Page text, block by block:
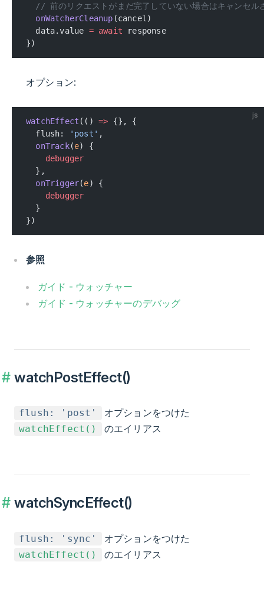
// 前のリクエストがまだ完了していない場合はキャンセル
  onWatcherCleanup
(cancel)
  data.value
= await response
})
オプション:
js
watchEffect (() => {}, {
  flush:
'post' ,
  onTrack
(e) {
    debugger
  },
  onTrigger
(e) {
    debugger
  }
})
参照
ガイド - ウォッチャー
ガイド - ウォッチャーのデバッグ
watchPostEffect()
flush: 'post' オプションをつけた
watchEffect() のエイリアス
watchSyncEffect()
flush: 'sync' オプションをつけた
watchEffect() のエイリアス